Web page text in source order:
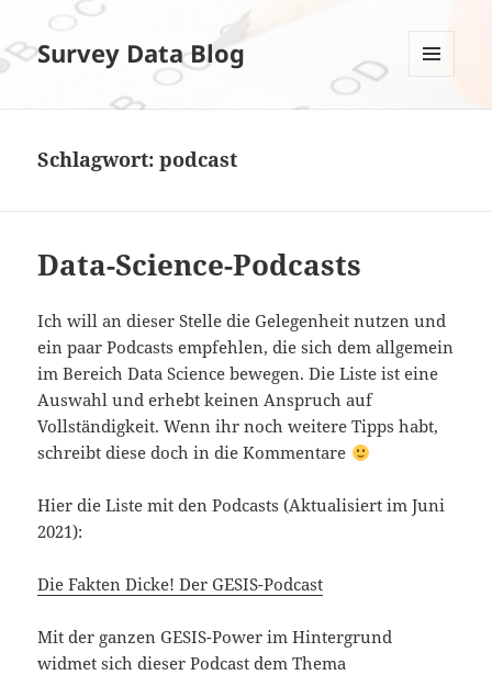
Survey Data Blog
Schlagwort:podcast
Data-Science-Podcasts
Ich will an dieser Stelle die Gelegenheit nutzen und
ein paar Podcasts empfehlen, die sich dem allgemein
im Bereich Data Science bewegen. Die Liste ist eine
Auswahl und erhebt keinen Anspruch auf
Vollständigkeit. Wenn ihr noch weitere Tipps habt,
schreibt diese doch in die Kommentare
Hier die Liste mit den Podcasts (Aktualisiert im Juni
2021):
Die Fakten Dicke! Der GESIS-Podcast
Mit der ganzen GESIS-Power im Hintergrund
widmet sich dieser Podcast dem Thema